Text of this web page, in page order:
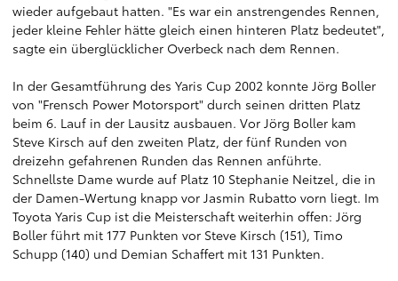
wieder aufgebaut hatten. "Es war ein anstrengendes Rennen,
jeder kleine Fehler hätte gleich einen hinteren Platz bedeutet",
sagte ein überglücklicher Overbeck nach dem Rennen.
In der Gesamtführung des Yaris Cup 2002 konnte Jörg Boller
von "Frensch Power Motorsport" durch seinen dritten Platz
beim 6. Lauf in der Lausitz ausbauen. Vor Jörg Boller kam
Steve Kirsch auf den zweiten Platz, der fünf Runden von
dreizehn gefahrenen Runden das Rennen anführte.
Schnellste Dame wurde auf Platz 10 Stephanie Neitzel, die in
der Damen-Wertung knapp vor Jasmin Rubatto vorn liegt. Im
Toyota Yaris Cup ist die Meisterschaft weiterhin offen: Jörg
Boller führt mit 177 Punkten vor Steve Kirsch (151), Timo
Schupp (140) und Demian Schaffert mit 131 Punkten.